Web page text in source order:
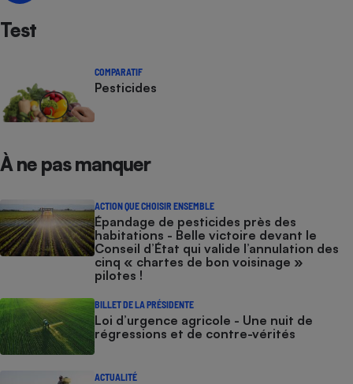
Test
COMPARATIF
Pesticides
À ne pas manquer
ACTION QUE CHOISIR ENSEMBLE
Épandage de pesticides près des
habitations - Belle victoire devant le
Conseil d’État qui valide l’annulation des
cinq « chartes de bon voisinage »
pilotes !
BILLET DE LA PRÉSIDENTE
Loi d’urgence agricole - Une nuit de
régressions et de contre-vérités
ACTUALITÉ